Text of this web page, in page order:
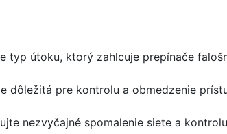
typ útoku, ktorý zahlcuje prepínače
dôležitá pre kontrolu a obmedzenie
nezvyčajné spomalenie siete a